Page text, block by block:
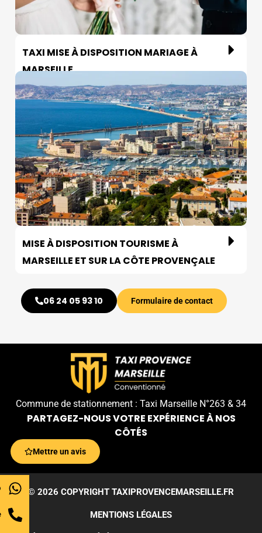
TAXI MISE À DISPOSITION MARIAGE À
MARSEILLE
MISE À DISPOSITION TOURISME À
MARSEILLE ET SUR LA CÔTE PROVENÇALE
06 24 05 93 10 Formulaire de contact
Commune de stationnement : Taxi Marseille N°263 & 34
PARTAGEZ-NOUS VOTRE EXPÉRIENCE À NOS
CÔTÉS
Mettre un avis
© 2026 COPYRIGHT TAXIPROVENCEMARSEILLE.FR
MENTIONS LÉGALES